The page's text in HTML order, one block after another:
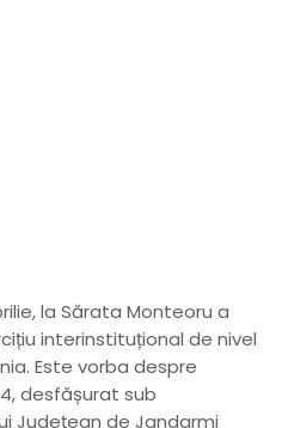
la Sărata Monteoru a
interinstituțional de nivel
Este vorba despre
desfășurat sub
Județean de Jandarmi